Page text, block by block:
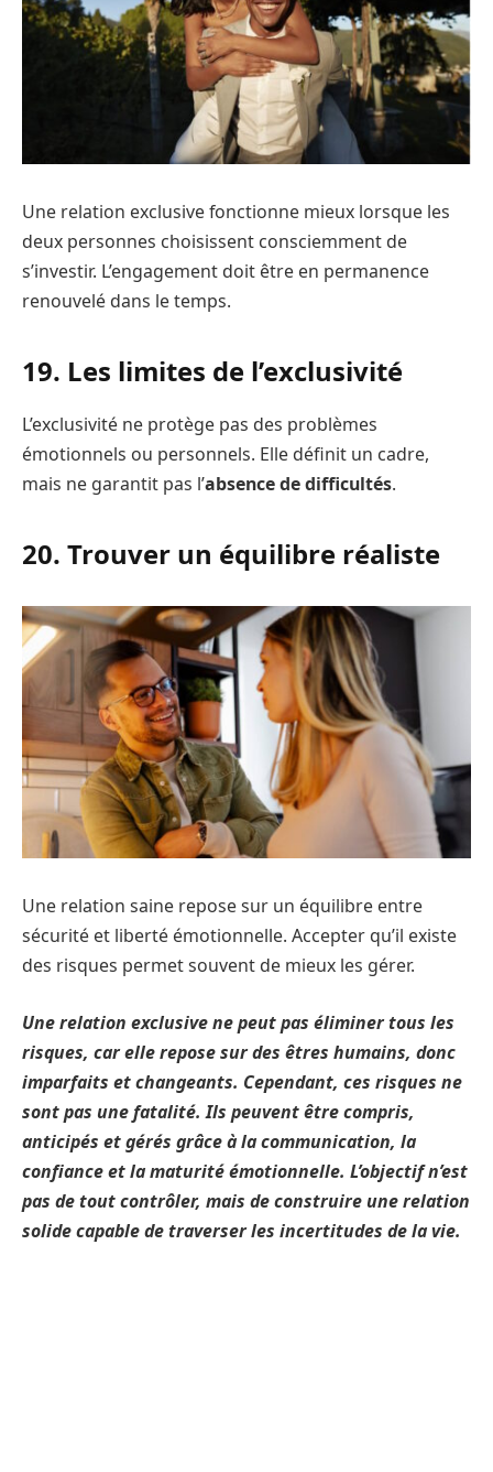
Une relation exclusive fonctionne mieux lorsque les
deux personnes choisissent consciemment de
s’investir. L’engagement doit être en permanence
renouvelé dans le temps.
19. Les limites de l’exclusivité
L’exclusivité ne protège pas des problèmes
émotionnels ou personnels. Elle définit un cadre,
mais ne garantit pas l’absence de difficultés.
20. Trouver un équilibre réaliste
Une relation saine repose sur un équilibre entre
sécurité et liberté émotionnelle. Accepter qu’il existe
des risques permet souvent de mieux les gérer.
Une relation exclusive ne peut pas éliminer tous les
risques, car elle repose sur des êtres humains, donc
imparfaits et changeants. Cependant, ces risques ne
sont pas une fatalité. Ils peuvent être compris,
anticipés et gérés grâce à la communication, la
confiance et la maturité émotionnelle. L’objectif n’est
pas de tout contrôler, mais de construire une relation
solide capable de traverser les incertitudes de la vie.